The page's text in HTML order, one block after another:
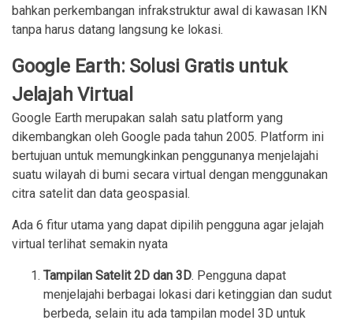
bahkan perkembangan infrakstruktur awal di kawasan IKN
tanpa harus datang langsung ke lokasi.
Google Earth: Solusi Gratis untuk
Jelajah Virtual
Google Earth merupakan salah satu platform yang
dikembangkan oleh Google pada tahun 2005. Platform ini
bertujuan untuk memungkinkan penggunanya menjelajahi
suatu wilayah di bumi secara virtual dengan menggunakan
citra satelit dan data geospasial.
Ada 6 fitur utama yang dapat dipilih pengguna agar jelajah
virtual terlihat semakin nyata
Tampilan Satelit 2D dan 3D. Pengguna dapat
menjelajahi berbagai lokasi dari ketinggian dan sudut
berbeda, selain itu ada tampilan model 3D untuk